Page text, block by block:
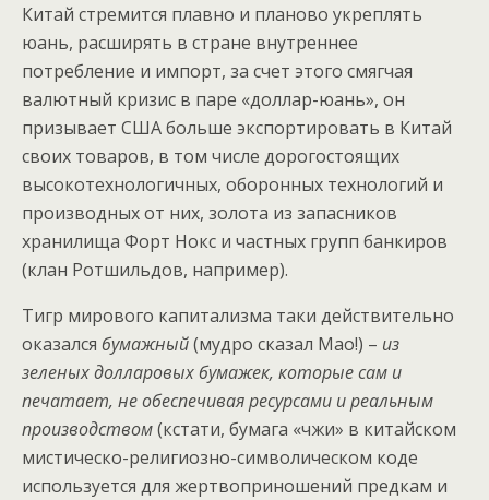
Китай стремится плавно и планово укреплять
юань, расширять в стране внутреннее
потребление и импорт, за счет этого смягчая
валютный кризис в паре «доллар-юань», он
призывает США больше экспортировать в Китай
своих товаров, в том числе дорогостоящих
высокотехнологичных, оборонных технологий и
производных от них, золота из запасников
хранилища Форт Нокс и частных групп банкиров
(клан Ротшильдов, например).
Тигр мирового капитализма таки действительно
оказался бумажный(мудро сказал Мао!) – из
зеленых долларовых бумажек, которые сам и
печатает, не обеспечивая ресурсами и реальным
производством(кстати, бумага «чжи» в китайском
мистическо-религиозно-символическом коде
используется для жертвоприношений предкам и